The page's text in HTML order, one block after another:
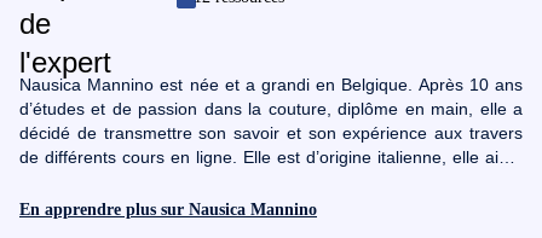
Nausica Mannino est née et a grandi en Belgique. Après 10 ans
d’études et de passion dans la couture, diplôme en main, elle a
décidé de transmettre son savoir et son expérience aux travers
de différents cours en ligne. Elle est d’origine italienne, elle aime
est passionnée par ce métier car cela permet de libérer la
En apprendre plus sur Nausica Mannino